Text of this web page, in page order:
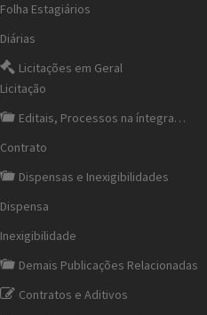
Folha Estagiários
Diárias
Licitações em Geral
Licitação
Editais, Processos na íntegra…
Contrato
Dispensas e Inexigibilidades
Dispensa
Inexigibilidade
Demais Publicações Relacionadas
Contratos e Aditivos